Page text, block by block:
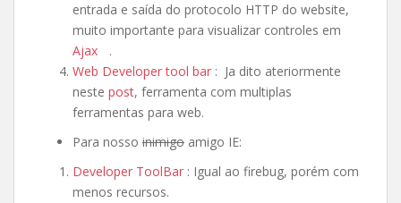
entrada e saída do protocolo HTTP do website,
muito importante para visualizar controles em
Ajax
.
Web Developer tool bar : Ja dito ateriormente
neste post, ferramenta com multiplas
ferramentas para web.
Para nosso inimigo amigo IE:
Developer ToolBar : Igual ao firebug, porém com
menos recursos.